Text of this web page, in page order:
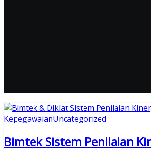
KepegawaianUncategorized
Bimtek Sistem Penilaian